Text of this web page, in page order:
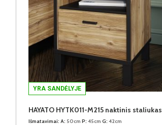
YRA SANDĖLYJE
HAYATO HYTK011-M215 naktinis staliukas
Išmatavimai: A: 50cm P: 45cm G: 42cm